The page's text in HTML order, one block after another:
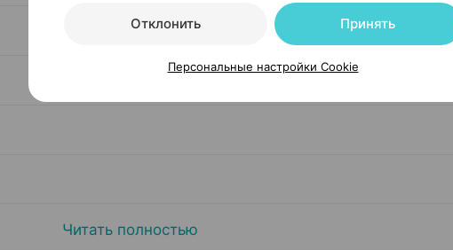
Читать полностью
Отклонить Принять
Персональные настройки Cookie